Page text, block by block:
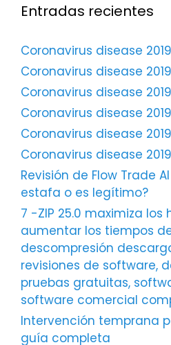
Entradas recientes
Coronavirus disease 2019
Coronavirus disease 2019
Coronavirus disease 2019
Coronavirus disease 2019
Coronavirus disease 2019
Coronavirus disease 2019
Revisión de Flow Trade
estafa o es legítimo?
7 -ZIP 25.0 maximiza los
aumentar los tiempos
descompresión
revisiones de software,
pruebas gratuitas,
software comercial
Intervención temprana
guía completa